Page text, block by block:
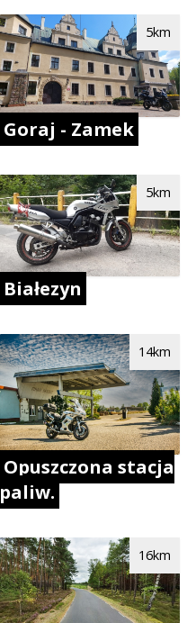
Goraj - Zamek
5km
Białezyn
5km
Opuszczona stacja
paliw.
14km
16km